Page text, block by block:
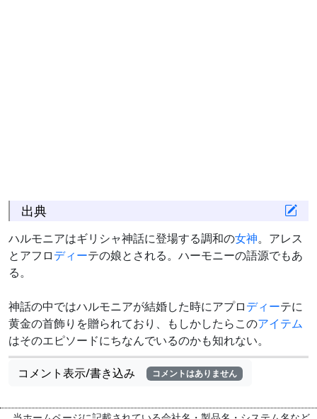
出典
ハルモニアはギリシャ神話に登場する調和の女神。アレス
とアフロディーテの娘とされる。ハーモニーの語源でもあ
る。
神話の中ではハルモニアが結婚した時にアプロディーテに
黄金の首飾りを贈られており、もしかしたらこのアイテム
はそのエピソードにちなんでいるのかも知れない。
コメント表示/書き込み コメントはありません